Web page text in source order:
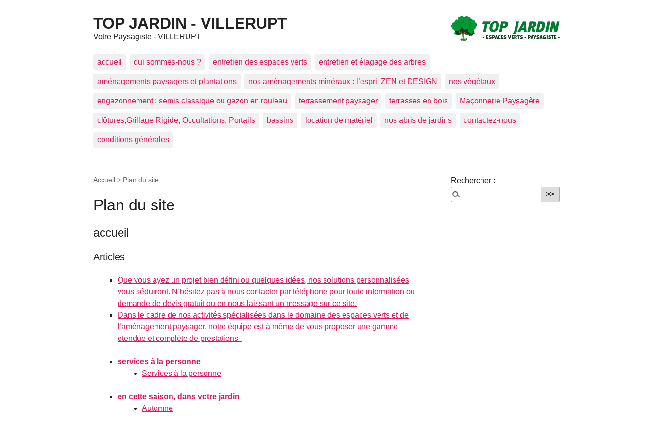
TOP JARDIN - VILLERUPT
Votre Paysagiste - VILLERUPT
accueil qui sommes-nous ? entretien des espaces verts entretien et élagage des arbres
aménagements paysagers et plantations nos aménagements minéraux : l’esprit ZEN et DESIGN nos végétaux
engazonnement : semis classique ou gazon en rouleau terrassement paysager terrasses en bois Maçonnerie Paysagère
clôtures,Grillage Rigide, Occultations, Portails bassins location de matériel nos abris de jardins contactez-nous
conditions générales
Accueil > Plan du site
Plan du site
accueil
Articles
Que vous ayez un projet bien défini ou quelques idées, nos solutions personnalisées
vous séduiront. N’hésitez pas à nous contacter par téléphone pour toute information ou
demande de devis gratuit ou en nous laissant un message sur ce site.
Dans le cadre de nos activités spécialisées dans le domaine des espaces verts et de
l’aménagement paysager, notre équipe est à même de vous proposer une gamme
étendue et complète de prestations :
services à la personne
Services à la personne
en cette saison, dans votre jardin
Automne
Rechercher :